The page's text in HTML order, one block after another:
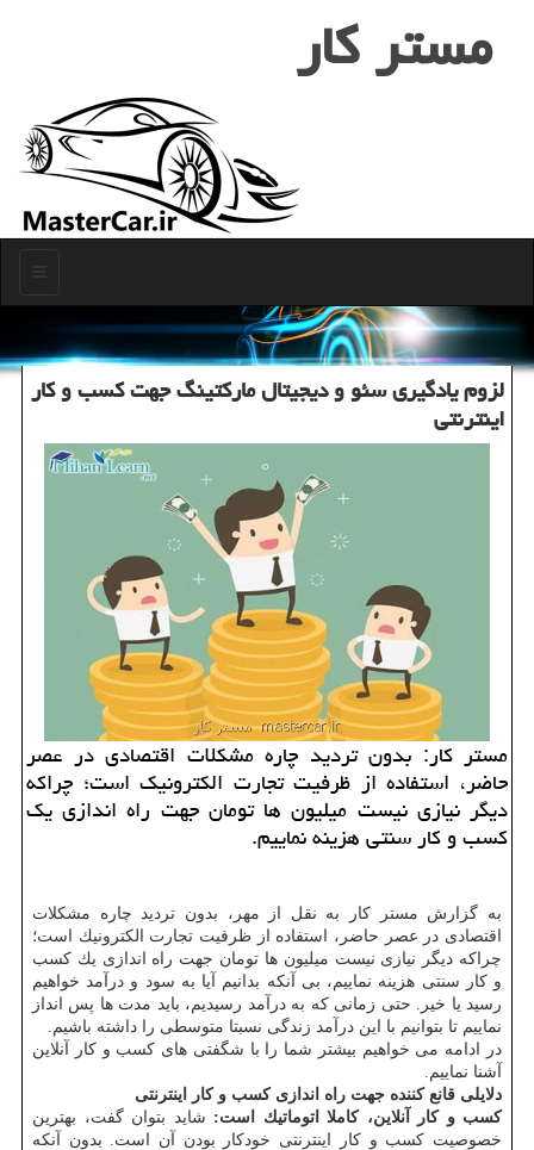
مستر كار
لزوم یادگیری سئو و دیجیتال ماركتینگ جهت كسب و كار
اینترنتی
مستر كار: بدون تردید چاره مشكلات اقتصادی در عصر
حاضر، استفاده از ظرفیت تجارت الكترونیك است؛ چراكه
دیگر نیازی نیست میلیون ها تومان جهت راه اندازی یك
كسب و كار سنتی هزینه نماییم.
به گزارش مستر كار به نقل از مهر، بدون تردید چاره مشكلات
اقتصادی در عصر حاضر، استفاده از ظرفیت تجارت الكترونیك است؛
چراكه دیگر نیازی نیست میلیون ها تومان جهت راه اندازی یك كسب
و كار سنتی هزینه نماییم، بی آنكه بدانیم آیا به سود و درآمد خواهیم
رسید یا خیر. حتی زمانی كه به درآمد رسیدیم، باید مدت ها پس انداز
نماییم تا بتوانیم با این درآمد زندگی نسبتا متوسطی را داشته باشیم.
در ادامه می خواهیم بیشتر شما را با شگفتی های كسب و كار آنلاین
آشنا نماییم.
دلایلی قانع كننده جهت راه اندازی كسب و كار اینترنتی
كسب و كار آنلاین، كاملا اتوماتیك است: شاید بتوان گفت، بهترین
خصوصیت كسب و كار اینترنتی خودكار بودن آن است. بدون آنكه